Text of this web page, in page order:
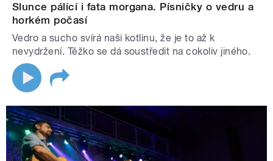
Slunce pálící i fata morgana. Písničky o vedru a
horkém počasí
Vedro a sucho svírá naši kotlinu, že je to až k
nevydržení. Těžko se dá soustředit na cokoliv jiného.